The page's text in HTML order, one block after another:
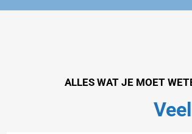
ALLES WAT JE MOET